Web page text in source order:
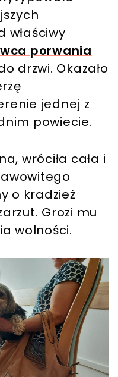
właściwy
porwania
drzwi. Okazało
jednej z
powiecie.
wróciła cała i
o kradzież
Grozi mu
wolności.